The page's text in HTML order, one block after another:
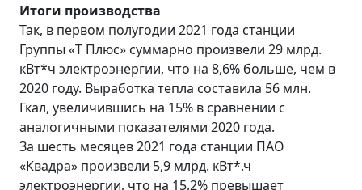
Итоги производства
Так, в первом полугодии 2021 года станции
Группы «Т Плюс» суммарно произвели 29 млрд.
кВт*ч электроэнергии, что на 8,6% больше, чем в
2020 году. Выработка тепла составила 56 млн.
Гкал, увеличившись на 15% в сравнении с
аналогичными показателями 2020 года.
За шесть месяцев 2021 года станции ПАО
«Квадра» произвели 5,9 млрд. кВт*.ч
электроэнергии, что на 15,2% превышает